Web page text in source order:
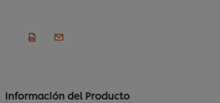
Información del Producto